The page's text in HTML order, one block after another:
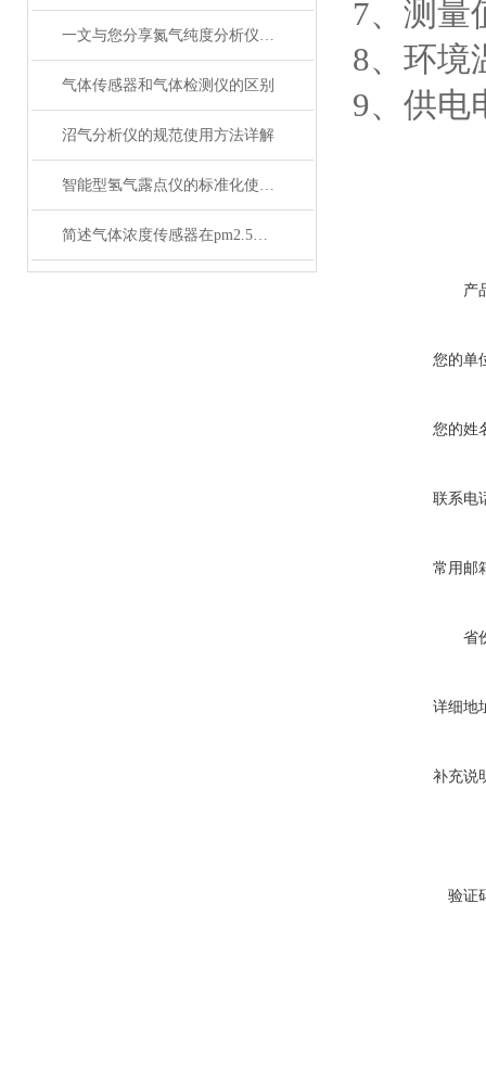
一文与您分享氮气纯度分析仪的常见问题相应解决方法
气体传感器和气体检测仪的区别
沼气分析仪的规范使用方法详解
智能型氢气露点仪的标准化使用流程分享
简述气体浓度传感器在pm2.5检测中的应用
7、测量
8、环
9、供电
产
您的单
您的姓
联系电
常用邮
省
详细地
补充说
验证